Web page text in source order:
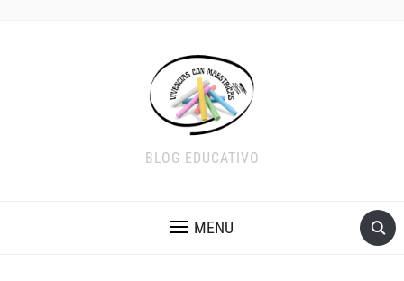
BLOG EDUCATIVO
MENU